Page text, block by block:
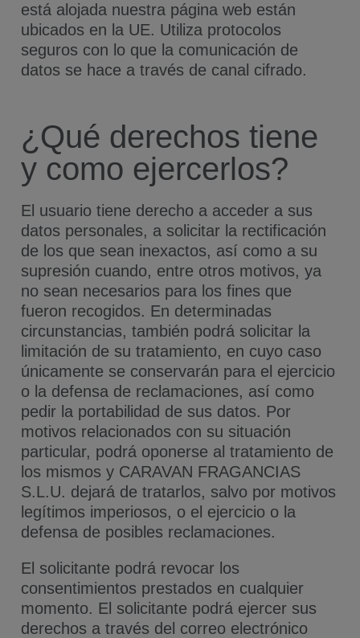
está alojada nuestra página web están
ubicados en la UE. Utiliza protocolos
seguros con lo que la comunicación de
datos se hace a través de canal cifrado.
¿Qué derechos tiene
y como ejercerlos?
El usuario tiene derecho a acceder a sus
datos personales, a solicitar la rectificación
de los que sean inexactos, así como a su
supresión cuando, entre otros motivos, ya
no sean necesarios para los fines que
fueron recogidos. En determinadas
circunstancias, también podrá solicitar la
limitación de su tratamiento, en cuyo caso
únicamente se conservarán para el ejercicio
o la defensa de reclamaciones, así como
pedir la portabilidad de sus datos. Por
motivos relacionados con su situación
particular, podrá oponerse al tratamiento de
los mismos y CARAVAN FRAGANCIAS
S.L.U. dejará de tratarlos, salvo por motivos
legítimos imperiosos, o el ejercicio o la
defensa de posibles reclamaciones.
El solicitante podrá revocar los
consentimientos prestados en cualquier
momento. El solicitante podrá ejercer sus
derechos a través del correo electrónico